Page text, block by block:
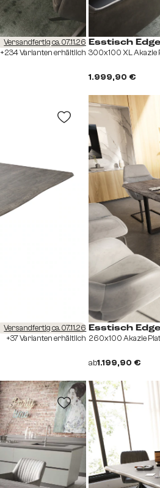
Versandfertig ca. 07.11.26
+234 Varianten erhältlich
Esstisch Edge
300x100 XL Akazie
1.999,90 €
Versandfertig ca. 07.11.26
+37 Varianten erhältlich
Esstisch Edge
260x100 Akazie
ab1.199,90 €